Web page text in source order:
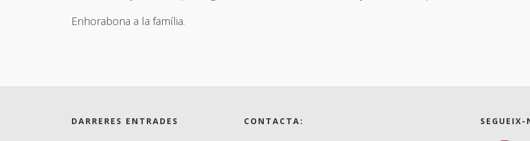
Enhorabona a la família.
DARRERES ENTRADES CONTACTA:
SEGUEIX-